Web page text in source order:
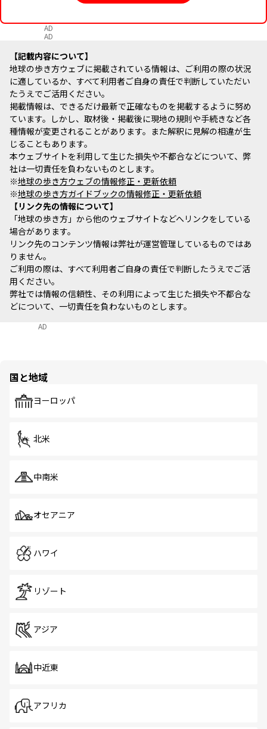
AD
AD
記載内容について
地球の歩き方ウェブに掲載されている情報は、ご利用の際の状況
に適しているか、すべて利用者ご自身の責任で判断していただい
たうえでご活用ください。
掲載情報は、できるだけ最新で正確なものを掲載するように努め
ています。しかし、取材後・掲載後に現地の規則や手続きなど各
種情報が変更されることがあります。また解釈に見解の相違が生
じることもあります。
本ウェブサイトを利用して生じた損失や不都合などについて、弊
社は一切責任を負わないものとします。
※地球の歩き方ウェブの情報修正・更新依頼
※地球の歩き方ガイドブックの情報修正・更新依頼
リンク先の情報について
「地球の歩き方」から他のウェブサイトなどへリンクをしている
場合があります。
リンク先のコンテンツ情報は弊社が運営管理しているものではあ
りません。
ご利用の際は、すべて利用者ご自身の責任で判断したうえでご活
用ください。
弊社では情報の信頼性、その利用によって生じた損失や不都合な
どについて、一切責任を負わないものとします。
AD
国と地域
ヨーロッパ
北米
中南米
オセアニア
ハワイ
リゾート
アジア
中近東
アフリカ